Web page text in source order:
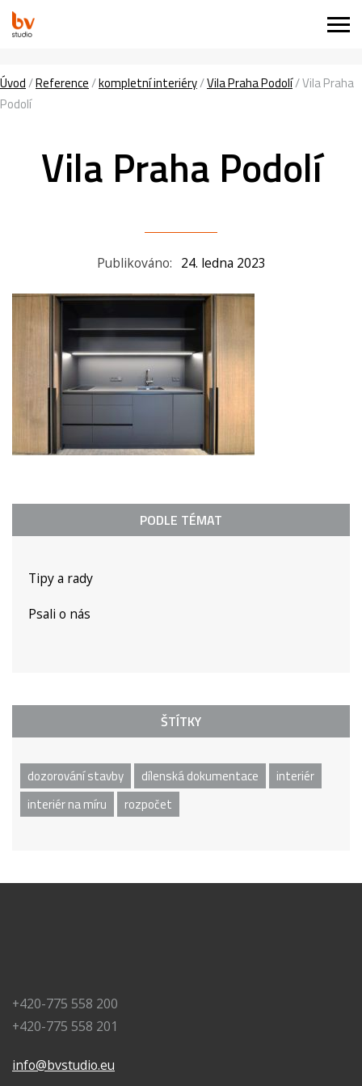
Úvod/Reference/kompletní interiéry/Vila Praha Podolí/Vila Praha
Podolí
Vila Praha Podolí
Publikováno: 24. ledna 2023
PODLE TÉMAT
Tipy a rady
Psali o nás
ŠTÍTKY
dozorování stavby dílenská dokumentace
interiér
interiér na míru
rozpočet
+420-775 558 200
+420-775 558 201
info@bvstudio.eu